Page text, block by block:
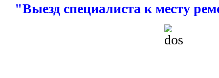
"Выезд специалиста к месту